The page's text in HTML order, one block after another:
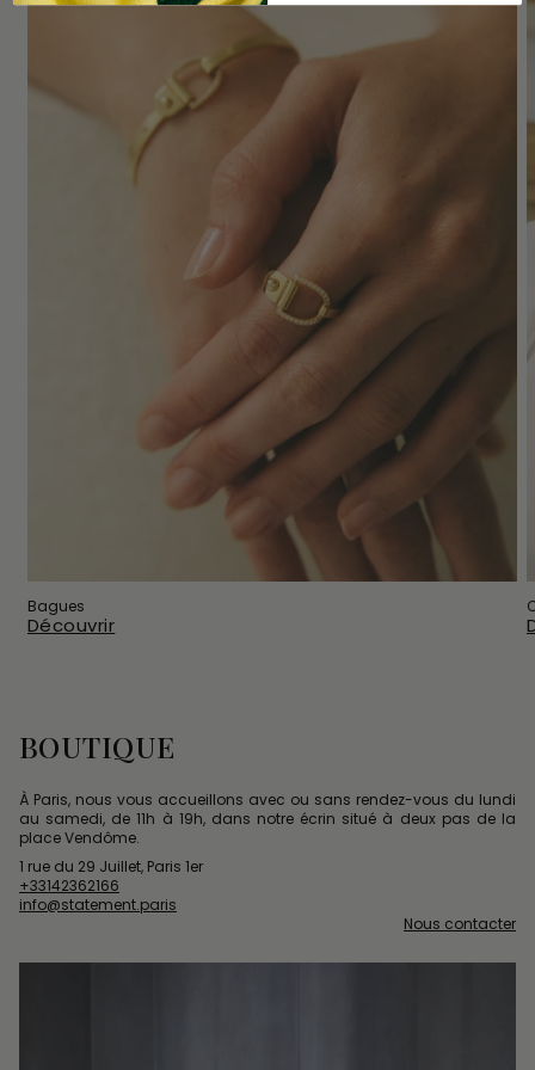
Bagues
Découvrir
BOUTIQUE
À Paris, nous vous accueillons avec ou sans rendez-vous du lundi
au samedi, de 11h à 19h, dans notre écrin situé à deux pas de la
place Vendôme.
1 rue du 29 Juillet, Paris 1er
+33142362166
info@statement.paris
Nous contacter